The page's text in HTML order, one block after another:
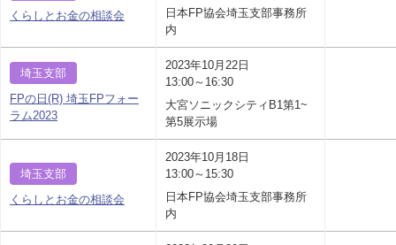
くらしとお金の相談会
日本FP協会埼玉支部事務所
内
埼玉支部
FPの日(R) 埼玉FPフォー
ラム2023
2023年10月22日
13:00～16:30
大宮ソニックシティB1第1~
第5展示場
埼玉支部
くらしとお金の相談会
2023年10月18日
13:00～15:30
日本FP協会埼玉支部事務所
内